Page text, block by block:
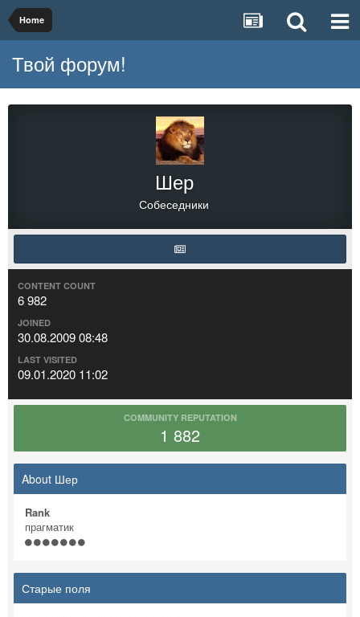
Home
Твой форум!
Шер
Собеседники
CONTENT COUNT
6 982
JOINED
30.08.2009 08:48
LAST VISITED
09.01.2020 11:02
COMMUNITY REPUTATION
1 882
About Шер
Rank
прагматик
Старые поля